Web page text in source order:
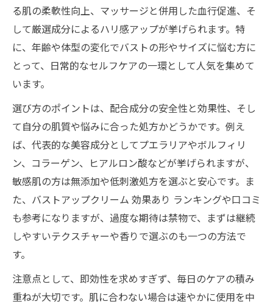
魅力とは
ふっくらバストへ導くエステとクリームの
相性を解説
バストエステで期待できる変化とバストア
エステ施術後にバストアップクリームを使
うメリット
プロの技とバストアップクリームで叶える
バストケア
日常に取り入れやすいクリームとケア習慣のコ
ツ
バストアップクリームを習慣化するための
工夫とアイデア
取り入れる方法
毎日のバストケアとバストアップクリーム
る肌の柔軟性向上、マッサージと併用した血行促進、そ
して厳選成分によるハリ感アップが挙げられます。特
に、年齢や体型の変化でバストの形やサイズに悩む方に
とって、日常的なセルフケアの一環として人気を集めて
います。
選び方のポイントは、配合成分の安全性と効果性、そし
て自分の肌質や悩みに合った処方かどうかです。例え
ば、代表的な美容成分としてプエラリアやボルフィリ
ン、コラーゲン、ヒアルロン酸などが挙げられますが、
敏感肌の方は無添加や低刺激処方を選ぶと安心です。ま
た、バストアップクリーム 効果あり ランキングや口コミ
も参考になりますが、過度な期待は禁物で、まずは継続
しやすいテクスチャーや香りで選ぶのも一つの方法で
す。
注意点として、即効性を求めすぎず、毎日のケアの積み
重ねが大切です。肌に合わない場合は速やかに使用を中